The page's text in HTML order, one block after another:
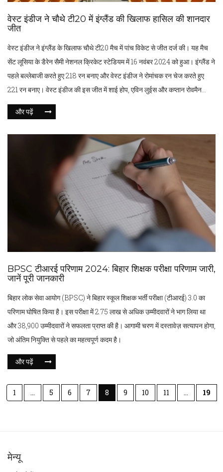
वेस्ट इंडीज ने चौथे टी20 में इंग्लैंड की खिलाफ हासिल की शानदार
जीत
वेस्ट इंडीज ने इंग्लैंड के खिलाफ चौथे टी20 मैच में पांच विकेट से जीत दर्ज की। यह मैच
सेंट लूसिया के डैरेन सैमी नेशनल क्रिकेट स्टेडियम में 16 नवंबर 2024 को हुआ। इंग्लैंड ने
पहले बल्लेबाजी करते हुए 218 रन बनाए और वेस्ट इंडीज ने रोमांचक रन चेज करते हुए
221 रन बनाए। वेस्ट इंडीज की इस जीत में शाई होप, एविन लुईस और कप्तान रोवमैन
पॉवेल का बड़ा योगदान रहा।
और पढ़ें
BPSC टीआरई परिणाम 2024: बिहार शिक्षक परीक्षा परिणाम जारी,
जानें पूरी जानकारी
बिहार लोक सेवा आयोग (BPSC) ने बिहार स्कूल शिक्षक भर्ती परीक्षा (टीआरई) 3.0 का
परिणाम घोषित किया है। इस परीक्षा में 2.75 लाख से अधिक उम्मीदवारों ने भाग लिया था
और 38,900 उम्मीदवारों ने सफलता प्राप्त की है। आगामी चरण में दस्तावेज़ सत्यापन होगा,
जो अंतिम नियुक्ति से पहले का महत्वपूर्ण कदम है।
और पढ़ें
1 … 5 6 7 8 9 10 11 … 19
मेन्यू